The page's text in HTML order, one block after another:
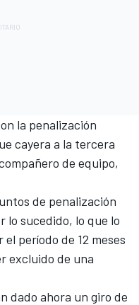
la penalización
cayera a la tercera
de equipo,
de penalización
lo sucedido, lo que lo
período de 12 meses
excluido de una
dado ahora un giro de